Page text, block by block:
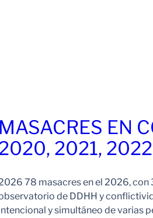
EN
2021,
78 masacres en el 2026,
de DDHH y
y simultáneo de varias